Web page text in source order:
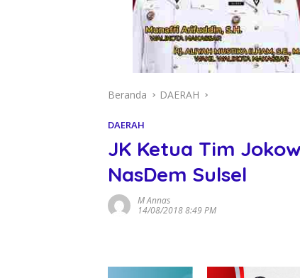
Beranda DAERAH
DAERAH
JK Ketua Tim
NasDem Sulsel
M Annas
14/08/2018 8:49 PM